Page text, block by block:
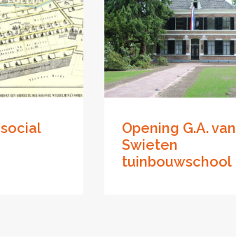
Opening G.A. van
Swieten
tuinbouwschool